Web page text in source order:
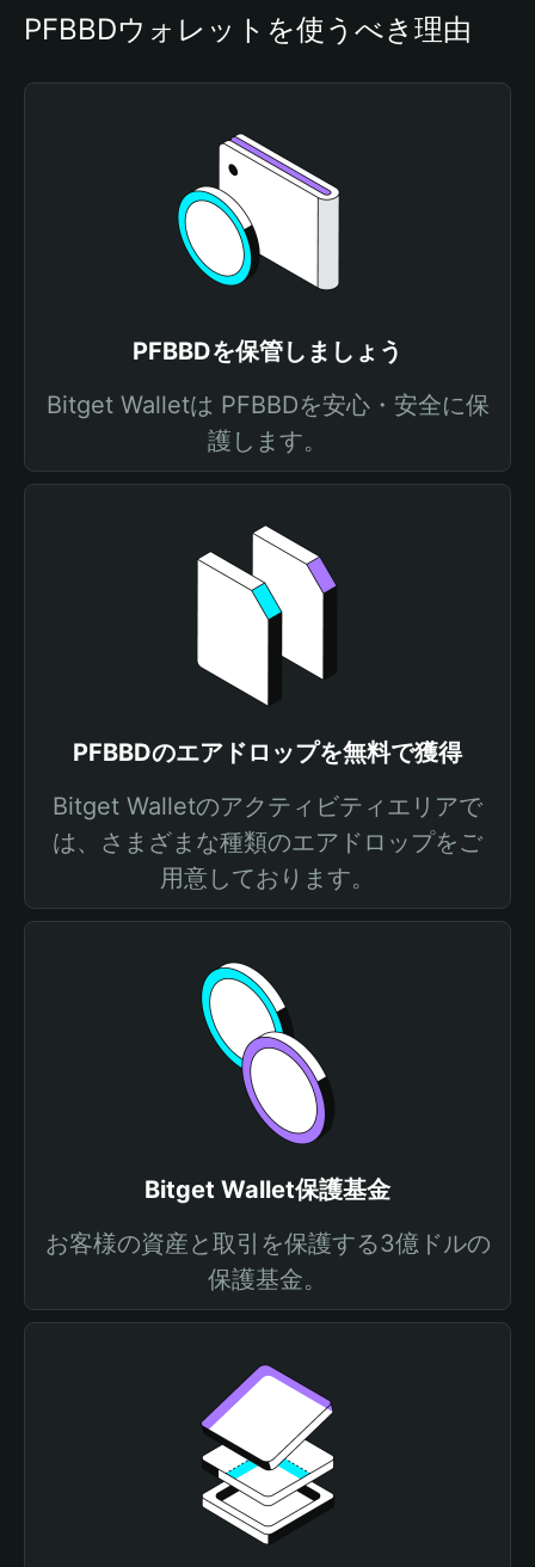
PFBBDウォレットを使うべき理由
PFBBDを保管しましょう
Bitget Walletは PFBBDを安心・安全に保
護します。
PFBBDのエアドロップを無料で獲得
Bitget Walletのアクティビティエリアで
は、さまざまな種類のエアドロップをご
用意しております。
Bitget Wallet保護基金
お客様の資産と取引を保護する3億ドルの
保護基金。